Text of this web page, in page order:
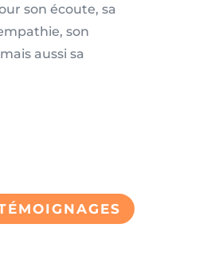
son écoute, sa
son
aussi sa